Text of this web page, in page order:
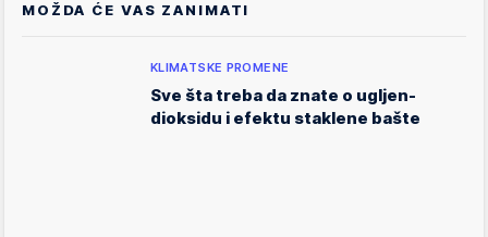
MOŽDA ĆE VAS ZANIMATI
KLIMATSKE PROMENE
Sve šta treba da znate o ugljen-
dioksidu i efektu staklene bašte